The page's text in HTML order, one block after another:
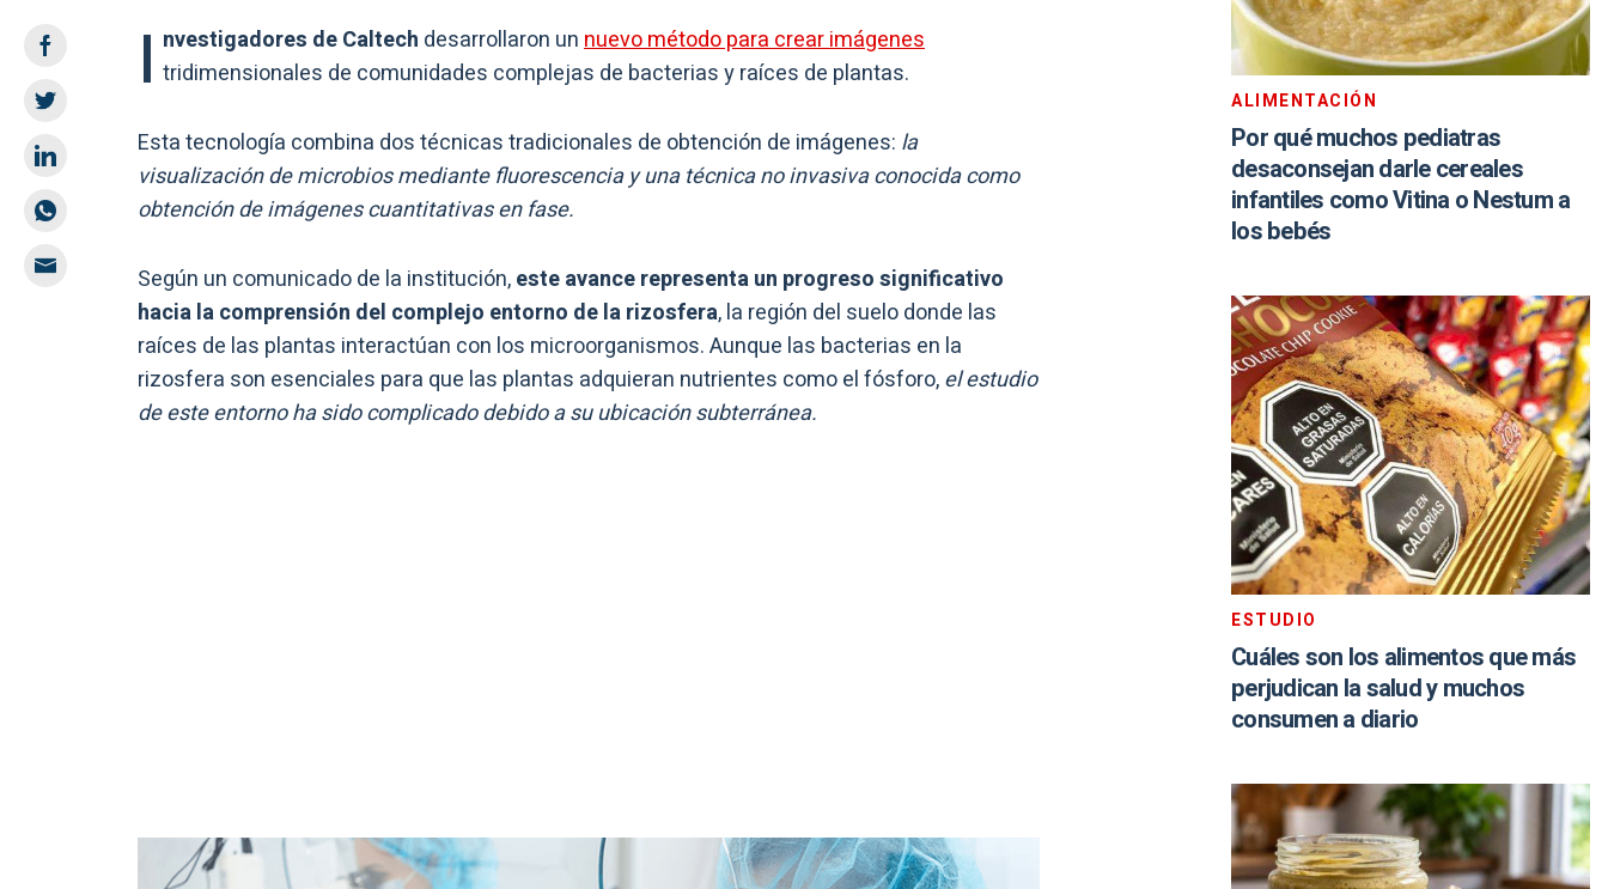
I nvestigadores de Caltech desarrollaron unnuevo método para crear imágenes
tridimensionales de comunidades complejas de bacterias y raíces de plantas.
Esta tecnología combina dos técnicas tradicionales de obtención de imágenes: la
visualización de microbios mediante fluorescencia y una técnica no invasiva conocida como
obtención de imágenes cuantitativas en fase.
Según un comunicado de la institución,este avance representa un progreso significativo
hacia la comprensión del complejo entorno de la rizosfera, la región del suelo donde las
raíces de las plantas interactúan con los microorganismos. Aunque las bacterias en la
rizosfera son esenciales para que las plantas adquieran nutrientes como el fósforo,el estudio
de este entorno ha sido complicado debido a su ubicación subterránea.
ALIMENTACIÓN
Por qué muchos pediatras
desaconsejan darle cereales
infantiles como Vitina o Nestum a
los bebés
ESTUDIO
Cuáles son los alimentos que más
perjudican la salud y muchos
consumen a diario